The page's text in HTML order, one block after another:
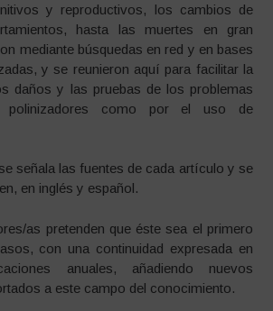
y reproductivos, los cambios de
hasta las muertes en gran
mediante búsquedas en red y en bases
y se reunieron aquí para facilitar la
daños y las pruebas de los problemas
polinizadores como por el uso de
señala las fuentes de cada artículo y se
en inglés y español.
as pretenden que éste sea el primero
con una continuidad expresada en
anuales, añadiendo nuevos
a este campo del conocimiento.